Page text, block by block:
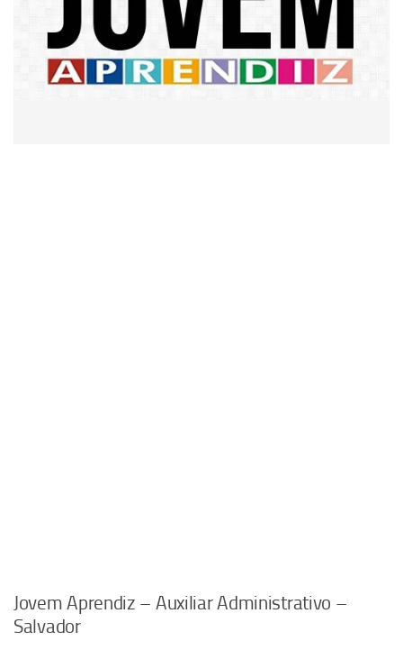
Jovem Aprendiz – Auxiliar Administrativo –
Salvador